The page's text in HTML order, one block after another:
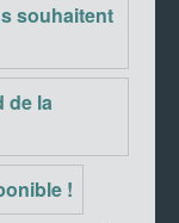
souhaitent
de la
!